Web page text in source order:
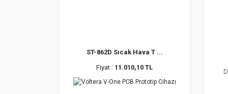
ST-862D Sıcak Hava T ...
Fiyat : 11.010,10 TL